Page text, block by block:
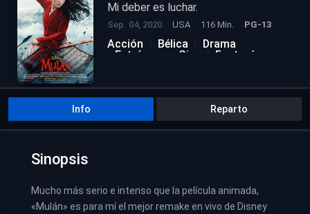
Mi deber es luchar.
Sep. 04, 2020 USA 116 Min. PG-13
Acción Bélica
Drama
Estrénos en Cine
Fantasía
Info Reparto
Sinopsis
Mucho más serio e intenso que la película animada,
«Mulán» es para mí el mejor remake en vivo de Disney